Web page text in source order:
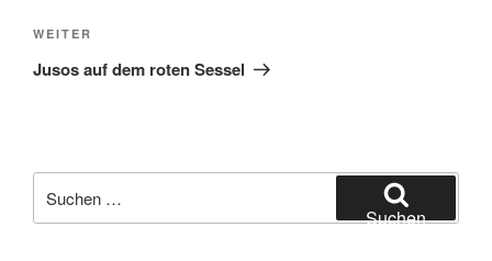
Nächster
Beitrag
WEITER
Jusos auf dem roten Sessel
nach:
Suchen